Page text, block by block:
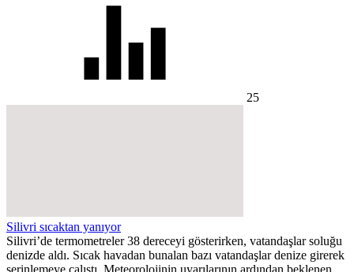
25
Silivri sıcaktan yanıyor
Silivri’de termometreler 38 dereceyi gösterirken, vatandaşlar soluğu
denizde aldı. Sıcak havadan bunalan bazı vatandaşlar denize girerek
serinlemeye çalıştı. Meteorolojinin uyarılarının ardından beklenen